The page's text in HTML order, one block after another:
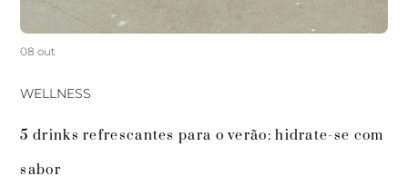
08 out
WELLNESS
5 drinks refrescantes para o verão: hidrate-se com
sabor